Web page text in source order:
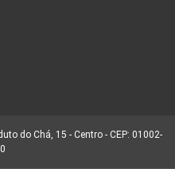
do Chá, 15 - Centro - CEP: 01002-